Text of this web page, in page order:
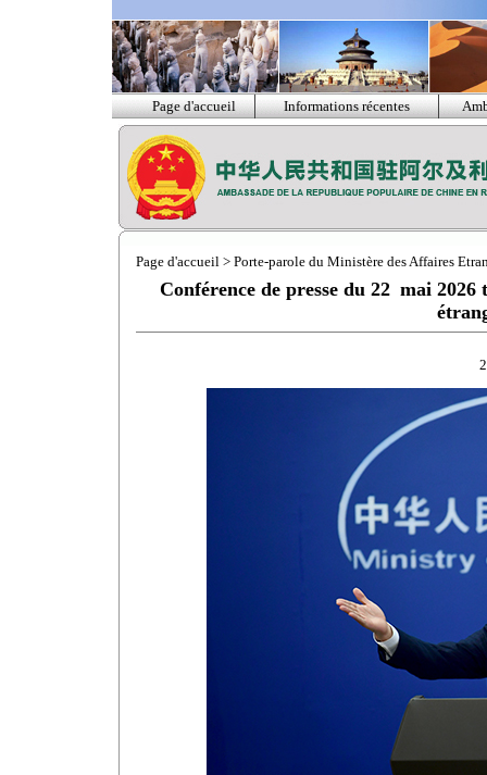
Page d'accueil Informations récentes
Page d'accueil > Porte-parole du Ministère des Affaires
Conférence de presse du 22 mai